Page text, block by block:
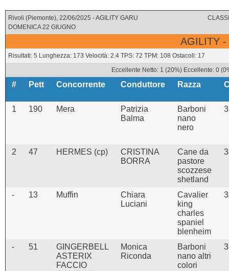
Rivoli (Piemonte), 22/06/2025 - AGILITY GARU
DOMENICA 22 GIUGNO
AGILITY -
Risultati: 5 Lunghezza: 173 Velocità: 2.4 TPS: 72 TPM: 108 Ostacoli: 17
Eccellente Netto: 1 (20%) Eccellente: 0
# Pett Concorrente Conduttore Razza
1 190 Mera
Patrizia
Balma
Barboni
nano
nero
2 47 HERMES (cp)
CRISTINA
BORRA
Cane da
pastore
scozzese
shetland
- 13 Muffin
Chiara
Luciani
Cavalier
king
charles
spaniel
blenheim
- 51
GINGERBELL
ASTERIX
FACCIO
Monica
Riconda
Barboni
nano altri
colori